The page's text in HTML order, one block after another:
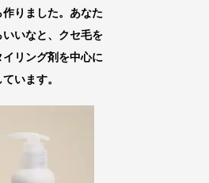
りました。あなた
いなと、 クセ毛を
リング剤を中心に
います。